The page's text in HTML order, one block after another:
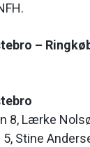
–
8, Lærke
Stine